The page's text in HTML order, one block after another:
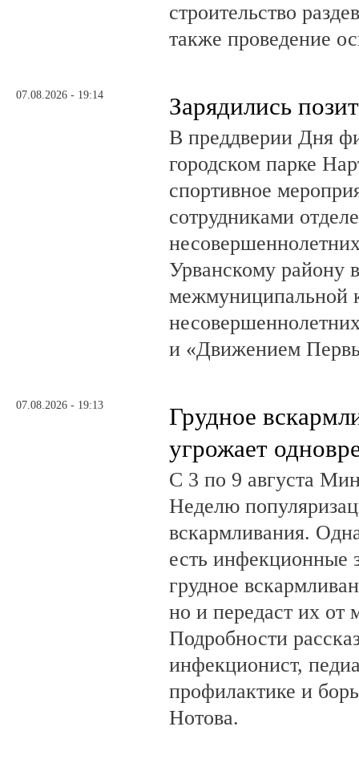
строительство
также проведение
07.08.2026 - 19:14 Зарядились
В преддверии Дня
городском парке
спортивное
сотрудниками
Урванскому району
межмуниципальной
и «Движением
07.08.2026 - 19:13
Грудное
угрожает
С 3 по 9 августа
Неделю
вскармливания.
есть инфекционные
грудное
но и передаст их от
Подробности
инфекционист,
профилактике и
Нотова.